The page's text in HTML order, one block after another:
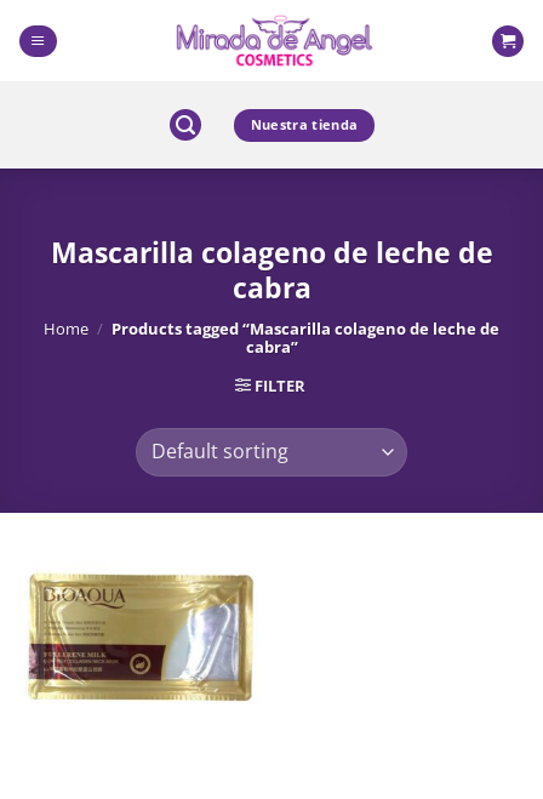
content
Nuestra tienda
Mascarilla colageno de leche de
cabra
Home / Products tagged “Mascarilla colageno de leche de
cabra”
FILTER